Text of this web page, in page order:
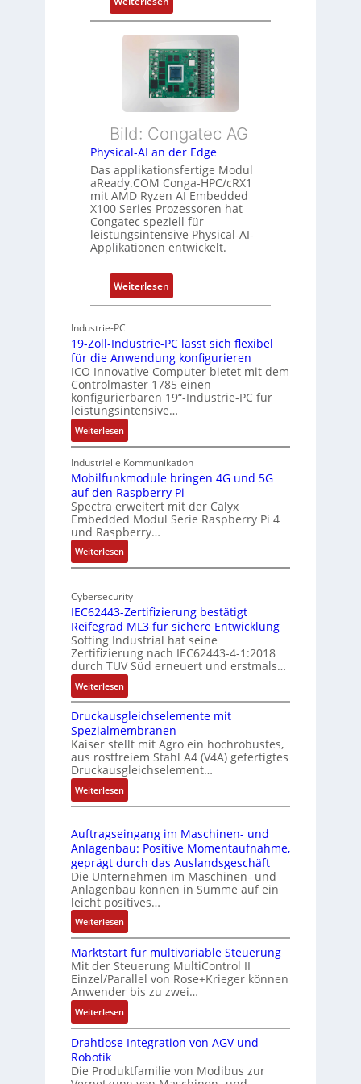
u
s
t
a
n
d
ü
b
e
r
w
a
c
h
u
n
g
ü
r
m
e
h
r
i
s
t
u
n
g
F
l
e
x
i
b
e
E
t
h
e
r
c
a
t
-
A
c
h
i
t
e
r
Bild: Congatec AG
Physical-AI an der Edge
Das applikationsfertige Modul
aReady.COM Conga-HPC/cRX1
mit AMD Ryzen AI Embedded
X100 Series Prozessoren hat
Congatec speziell für
leistungsintensive Physical-AI-
Applikationen entwickelt.
Weiterlesen:
P
s
i
c
a
I
a
n
d
E
g
e
Industrie-PC
19-Zoll-Industrie-PC lässt sich flexibel
für die Anwendung konfigurieren
ICO Innovative Computer bietet mit dem
Controlmaster 1785 einen
konfigurierbaren 19“-Industrie-PC für
leistungsintensive…
Weiterlesen:
1
9
-
Z
o
l
l
-
I
d
u
t
r
i
e
-
P
C
l
ä
s
s
s
c
h
f
l
e
x
i
b
e
l
f
ü
r
i
Industrielle Kommunikation
Mobilfunkmodule bringen 4G und 5G
auf den Raspberry Pi
Spectra erweitert mit der Calyx
Embedded Modul Serie Raspberry Pi 4
und Raspberry…
Weiterlesen:
M
b
i
f
u
n
k
m
o
d
u
l
e
b
r
i
n
e
n
4
G
u
n
d
5
G
a
u
f
e
Cybersecurity
IEC62443-Zertifizierung bestätigt
Reifegrad ML3 für sichere Entwicklung
Softing Industrial hat seine
Zertifizierung nach IEC62443-4-1:2018
durch TÜV Süd erneuert und erstmals…
Weiterlesen:
I
E
C
6
2
4
4
3
Z
e
r
t
i
i
e
r
n
g
e
Druckausgleichselemente mit
Spezialmembranen
Kaiser stellt mit Agro ein hochrobustes,
aus rostfreiem Stahl A4 (V4A) gefertigtes
Druckausgleichselement…
Weiterlesen:
D
u
c
k
a
u
s
g
l
e
i
c
h
s
e
m
Auftragseingang im Maschinen- und
Anlagenbau: Positive Momentaufnahme,
geprägt durch das Auslandsgeschäft
Die Unternehmen im Maschinen- und
Anlagenbau können in Summe auf ein
leicht positives…
Weiterlesen:
A
u
f
t
r
a
g
s
i
Marktstart für multivariable Steuerung
Mit der Steuerung MultiControl II
Einzel/Parallel von Rose+Krieger können
Anwender bis zu zwei…
Weiterlesen:
M
a
k
Drahtlose Integration von AGV und
Robotik
Die Produktfamilie von Modibus zur